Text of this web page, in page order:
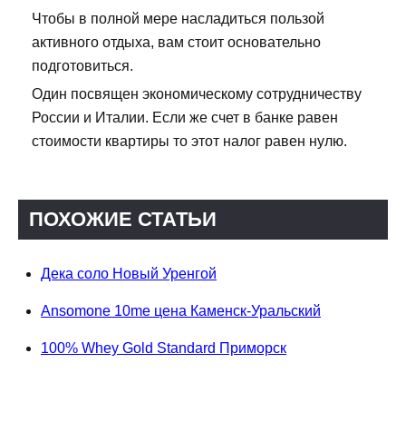
Чтобы в полной мере насладиться пользой
активного отдыха, вам стоит основательно
подготовиться.
Один посвящен экономическому сотрудничеству
России и Италии. Если же счет в банке равен
стоимости квартиры то этот налог равен нулю.
ПОХОЖИЕ СТАТЬИ
Дека соло Новый Уренгой
Ansomone 10me цена Каменск-Уральский
100% Whey Gold Standard Приморск